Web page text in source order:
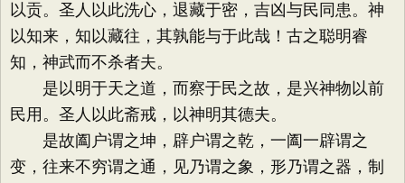
以贡。圣人以此洗心，退藏于密，吉凶与民同患。神
以知来，知以藏往，其孰能与于此哉！古之聪明睿
知，神武而不杀者夫。
是以明于天之道，而察于民之故，是兴神物以前
民用。圣人以此斋戒，以神明其德夫。
是故阖户谓之坤，辟户谓之乾，一阖一辟谓之
变，往来不穷谓之通，见乃谓之象，形乃谓之器，制